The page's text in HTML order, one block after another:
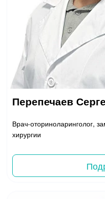
Перепечаев
Врач-оториноларинголог,
хирургии